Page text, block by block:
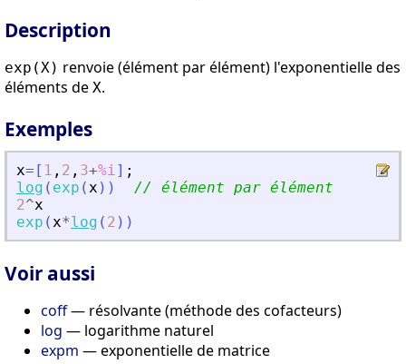
Description
exp(X) renvoie (élément par élément) l'exponentielle des
éléments de X.
Exemples
x= [ 1 , 2 , 3+%i] ;
log ( exp (x ) )
// élément par élément
2^x
exp (x*log ( 2 ) )
Voir aussi
coff— résolvante (méthode des cofacteurs)
log — logarithme naturel
expm — exponentielle de matrice